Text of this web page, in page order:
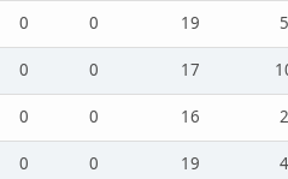
0 0 19
0 0 17
0 0 16
0 0 19